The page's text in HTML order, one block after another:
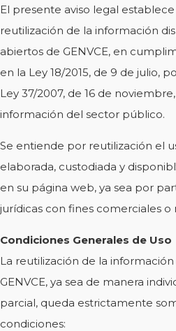
El presente aviso legal
reutilización de la información
abiertos de GENVCE, en
en la Ley 18/2015, de 9 de julio,
Ley 37/2007, de 16 de
información del sector público.
Se entiende por reutilización el
elaborada, custodiada y
en su página web, ya sea por
jurídicas con fines comerciales o
Condiciones Generales de Uso
La reutilización de la
GENVCE, ya sea de manera
parcial, queda estrictamente
condiciones: